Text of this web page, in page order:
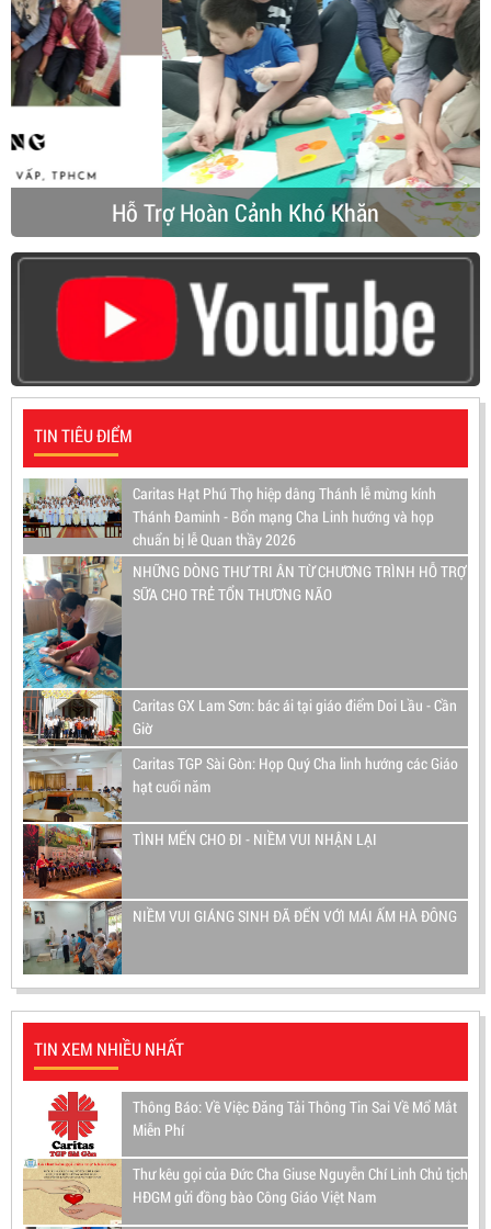
Hỗ Trợ Hoàn Cảnh Khó Khăn
TIN TIÊU ĐIỂM
Caritas Hạt Phú Thọ hiệp dâng Thánh lễ mừng kính
Thánh Đaminh - Bổn mạng Cha Linh hướng và họp
chuẩn bị lễ Quan thầy 2026
NHỮNG DÒNG THƯ TRI ÂN TỪ CHƯƠNG TRÌNH HỖ TRỢ
SỮA CHO TRẺ TỔN THƯƠNG NÃO
Caritas GX Lam Sơn: bác ái tại giáo điểm Doi Lầu - Cần
Giờ
Caritas TGP Sài Gòn: Họp Quý Cha linh hướng các Giáo
hạt cuối năm
TÌNH MẾN CHO ĐI - NIỀM VUI NHẬN LẠI
NIỀM VUI GIÁNG SINH ĐÃ ĐẾN VỚI MÁI ẤM HÀ ĐÔNG
TIN XEM NHIỀU NHẤT
Thông Báo: Về Việc Đăng Tải Thông Tin Sai Về Mổ Mắt
Miễn Phí
Thư kêu gọi của Đức Cha Giuse Nguyễn Chí Linh Chủ tịch
HĐGM gửi đồng bào Công Giáo Việt Nam